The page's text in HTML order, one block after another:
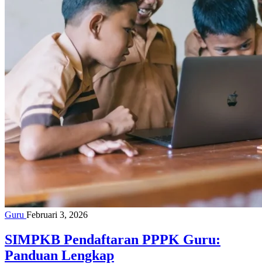
Guru Februari 3, 2026
SIMPKB Pendaftaran PPPK Guru:
Panduan Lengkap